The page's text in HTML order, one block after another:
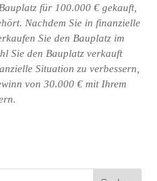
für 100.000 € gekauft,
Nachdem Sie in finanzielle
Sie den Bauplatz im
Sie den Bauplatz verkauft
Situation zu verbessern,
von 30.000 € mit Ihrem